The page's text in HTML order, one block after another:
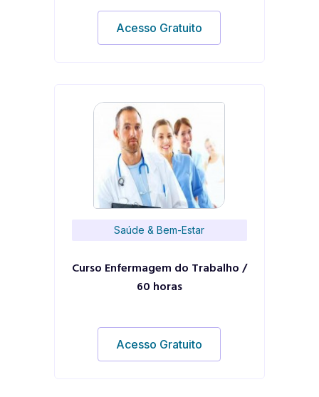
Acesso Gratuito
Saúde & Bem-Estar
Curso Enfermagem do Trabalho /
60 horas
Acesso Gratuito